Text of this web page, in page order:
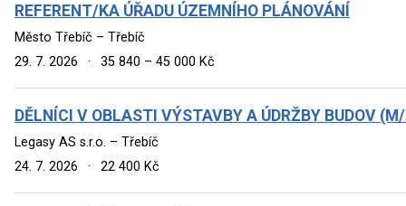
REFERENT/KA ÚŘADU ÚZEMNÍHO PLÁNOVÁNÍ
Město Třebíč – Třebíč
29. 7. 2026
· 35 840 – 45 000 Kč
DĚLNÍCI V OBLASTI VÝSTAVBY A ÚDRŽBY BUDOV
Legasy AS s.r.o. – Třebíč
24. 7. 2026
· 22 400 Kč